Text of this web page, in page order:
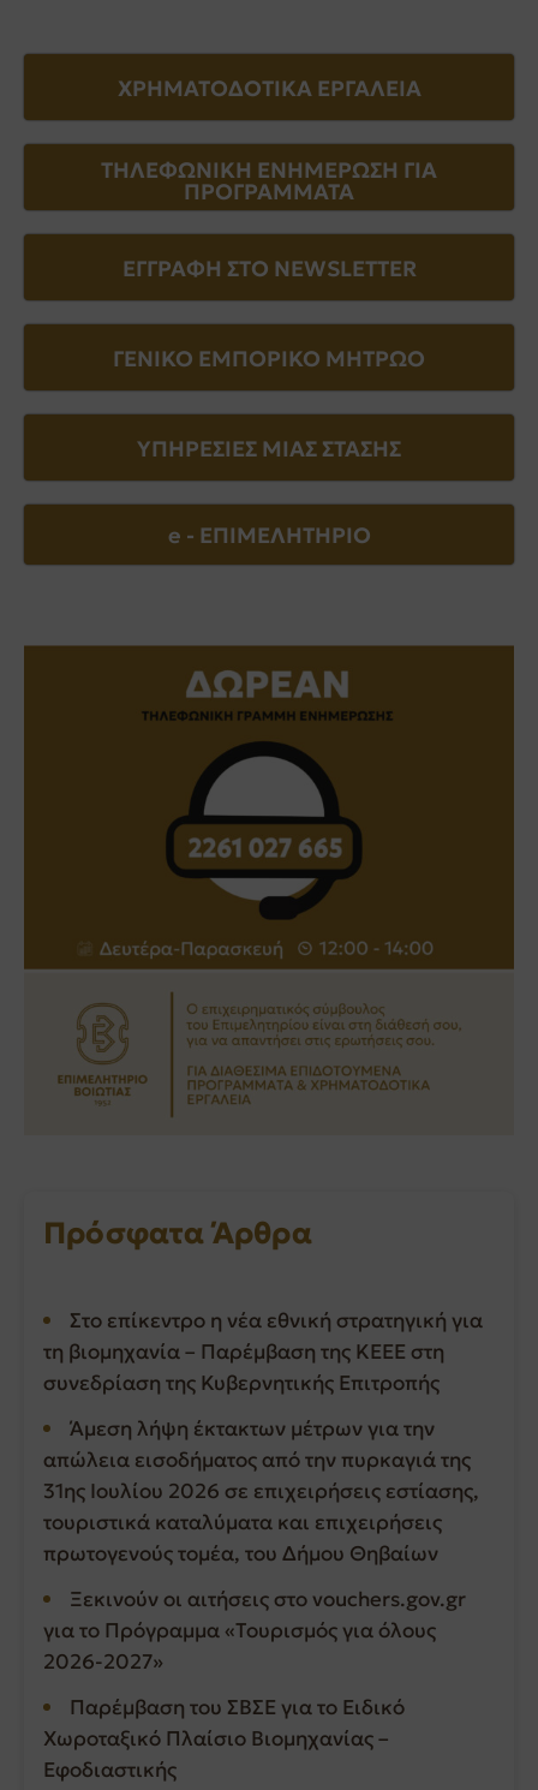
ΧΡΗΜΑΤΟΔΟΤΙΚΑ ΕΡΓΑΛΕΙΑ
ΤΗΛΕΦΩΝΙΚΗ ΕΝΗΜΕΡΩΣΗ ΓΙΑ
ΠΡΟΓΡΑΜΜΑΤΑ
ΕΓΓΡΑΦΗ ΣΤΟ NEWSLETTER
ΓΕΝΙΚΟ ΕΜΠΟΡΙΚΟ ΜΗΤΡΩΟ
ΥΠΗΡΕΣΙΕΣ ΜΙΑΣ ΣΤΑΣΗΣ
e - EΠΙΜΕΛΗΤΗΡΙΟ
Πρόσφατα Άρθρα
Στο επίκεντρο η νέα εθνική στρατηγική για
τη βιομηχανία – Παρέμβαση της ΚΕΕΕ στη
συνεδρίαση της Κυβερνητικής Επιτροπής
Άμεση λήψη έκτακτων μέτρων για την
απώλεια εισοδήματος από την πυρκαγιά της
31ης Ιουλίου 2026 σε επιχειρήσεις εστίασης,
τουριστικά καταλύματα και επιχειρήσεις
πρωτογενούς τομέα, του Δήμου Θηβαίων
Ξεκινούν οι αιτήσεις στο vouchers.gov.gr
για το Πρόγραμμα «Τουρισμός για όλους
2026-2027»
Παρέμβαση του ΣΒΣΕ για το Ειδικό
Χωροταξικό Πλαίσιο Βιομηχανίας –
Εφοδιαστικής